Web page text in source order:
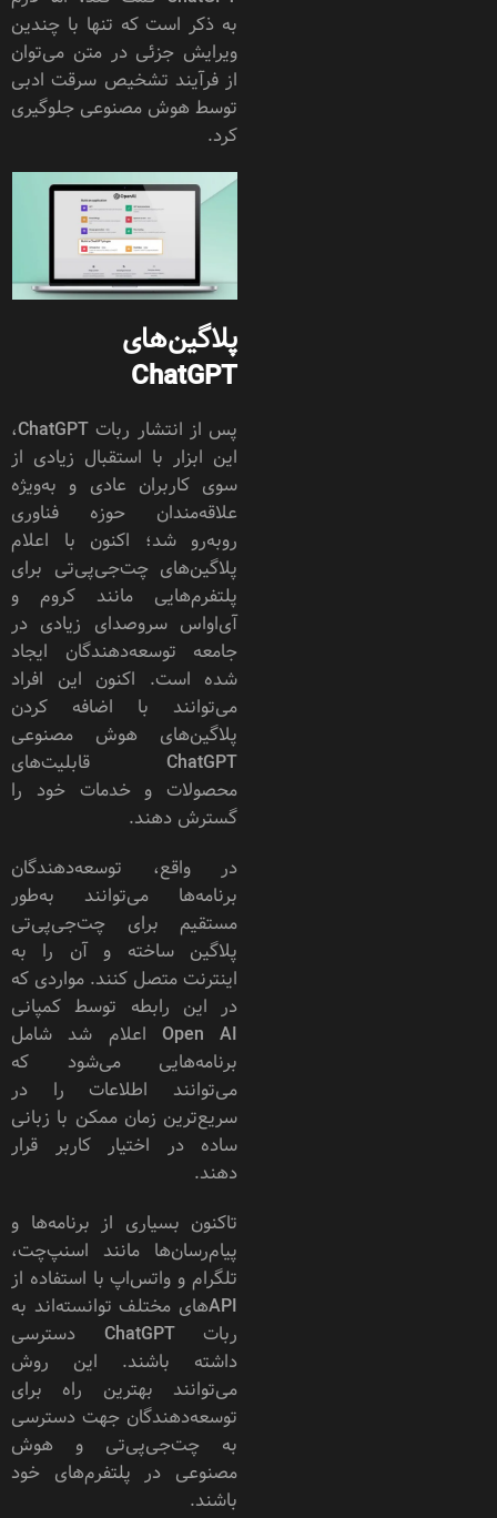
به ذکر است که تنها با چندین
ویرایش جزئی در متن می‌توان
از فرآیند تشخیص سرقت ادبی
توسط هوش مصنوعی جلوگیری
کرد.
پلاگین‌های
ChatGPT
پس از انتشار ربات ChatGPT،
این ابزار با استقبال زیادی از
سوی کاربران عادی و به‌ویژه
علاقه‌مندان حوزه فناوری
روبه‌رو شد؛ اکنون با اعلام
پلاگین‌های چت‌‌جی‌پی‌تی برای
پلتفرم‌هایی مانند کروم و
آی‌اواس سروصدای زیادی در
جامعه توسعه‌دهندگان ایجاد
شده است. اکنون این افراد
می‌توانند با اضافه کردن
پلاگین‌های هوش مصنوعی
ChatGPT قابلیت‌های
محصولات و خدمات خود را
گسترش دهند.
در واقع، توسعه‌دهندگان
برنامه‌ها می‌توانند به‌طور
مستقیم برای ‌چت‌جی‌پی‌تی
پلاگین ساخته و آن را به
اینترنت متصل کنند. مواردی که
در این رابطه توسط کمپانی
Open AI اعلام شد شامل
برنامه‌هایی می‌شود که
می‌توانند اطلاعات را در
سریع‌ترین زمان ممکن با زبانی
ساده در اختیار کاربر قرار
دهند.
تاکنون بسیاری از برنامه‌ها و
پیام‌رسان‌ها مانند اسنپ‌چت،
تلگرام و واتس‌اپ با استفاده از
‌‌APIهای مختلف توانسته‌اند به
ربات ChatGPT دسترسی
داشته باشند. این روش
می‌توانند بهترین راه برای
توسعه‌دهندگان جهت دسترسی
به چت‌جی‌پی‌تی و هوش
مصنوعی در پلتفرم‌های خود
باشند.